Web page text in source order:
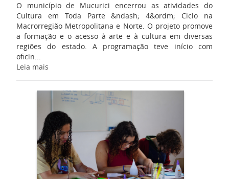
O município de Mucurici encerrou as atividades do
Cultura em Toda Parte &ndash; 4&ordm; Ciclo na
Macrorregião Metropolitana e Norte. O projeto promove
a formação e o acesso à arte e à cultura em diversas
regiões do estado. A programação teve início com
oficin...
Leia mais